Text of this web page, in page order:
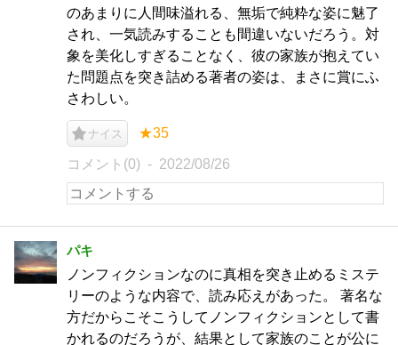
のあまりに人間味溢れる、無垢で純粋な姿に魅了
され、一気読みすることも間違いないだろう。対
象を美化しすぎることなく、彼の家族が抱えてい
た問題点を突き詰める著者の姿は、まさに賞にふ
さわしい。
ナイス ★35
コメント(0) 2022/08/26
パキ
ノンフィクションなのに真相を突き止めるミステ
リーのような内容で、読み応えがあった。 著名な
方だからこそこうしてノンフィクションとして書
かれるのだろうが、結果として家族のことが公に